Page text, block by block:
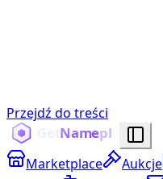
Przejdź do treści
Marketplace Aukcje